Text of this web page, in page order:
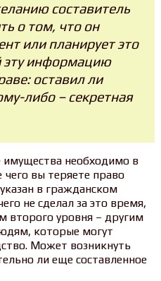
составитель
о том, что он
или планирует это
эту информацию
оставил ли
либо – секретная
имущества необходимо в
чего вы теряете право
в гражданском
не сделал за это время,
второго уровня – другим
которые могут
Может возникнуть
ли еще составленное